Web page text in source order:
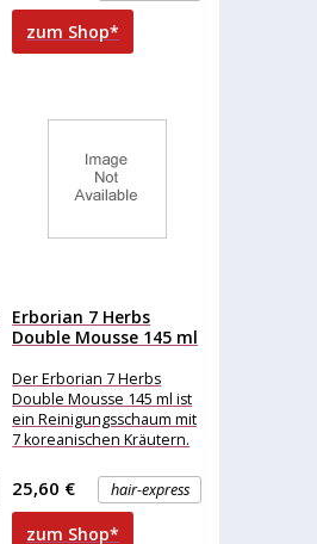
Parfum, Methylparaben,
Cetrimonium Chloride,
Caprylyl Glycol, Isopropyl
zum Shop*
Erborian 7 Herbs
Double Mousse 145 ml
Der Erborian 7 Herbs
Double Mousse 145 ml ist
ein Reinigungsschaum mit
7 koreanischen Kräutern.
Anwendung besitzt einen
reichhaltigen,
hair-express
25,60 €
zum Shop*